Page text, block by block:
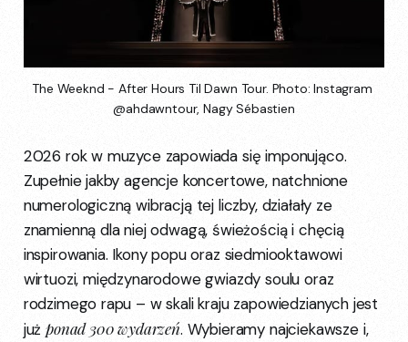
The Weeknd - After Hours Til Dawn Tour. Photo: Instagram
@ahdawntour, Nagy Sébastien
2026 rok w muzyce zapowiada się imponująco.
Zupełnie jakby agencje koncertowe, natchnione
numerologiczną wibracją tej liczby, działały ze
znamienną dla niej odwagą, świeżością i chęcią
inspirowania. Ikony popu oraz siedmiooktawowi
wirtuozi, międzynarodowe gwiazdy soulu oraz
rodzimego rapu – w skali kraju zapowiedzianych jest
jużponad 300 wydarzeń. Wybieramy najciekawsze i,